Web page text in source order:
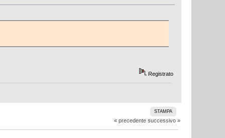
Registrato
STAMPA
« precedente successivo »